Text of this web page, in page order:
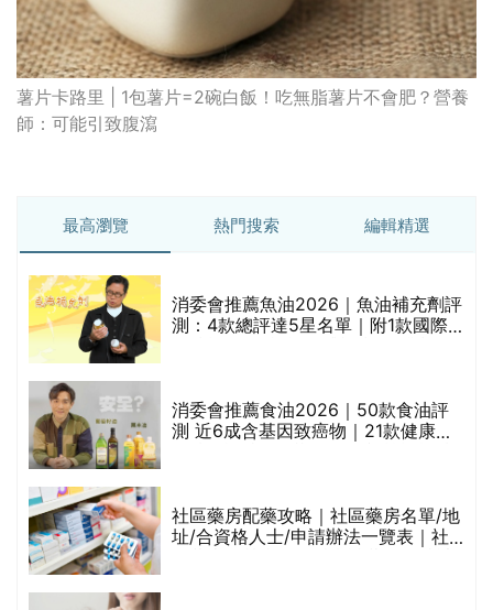
薯片卡路里 | 1包薯片=2碗白飯！吃無脂薯片不會肥？營養
師：可能引致腹瀉
最高瀏覽 熱門搜索 編輯精選
消委會推薦魚油2026｜魚油補充劑評
測：4款總評達5星名單｜附1款國際
消委會推薦食油2026｜50款食油評
測 近6成含基因致癌物｜21款健康煮
社區藥房配藥攻略｜社區藥房名單/地
址/合資格人士/申請辦法一覽表｜社